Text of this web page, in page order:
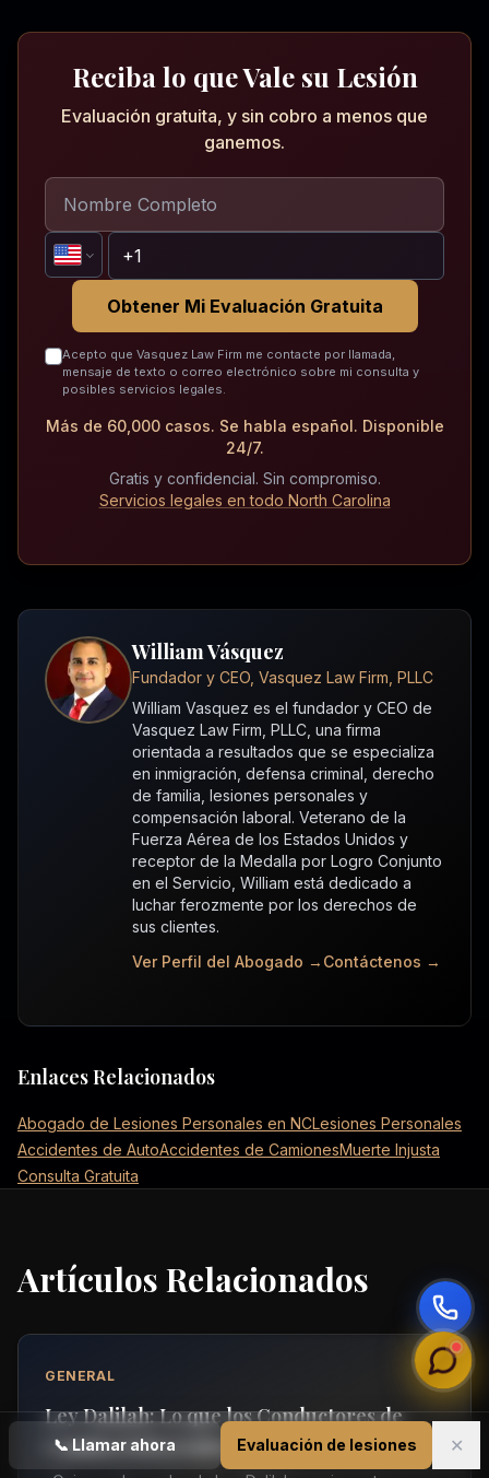
📞 Llamar ahora Evaluación de lesiones ✕
Reciba lo que Vale su Lesión
Evaluación gratuita, y sin cobro a menos que
ganemos.
Obtener Mi Evaluación Gratuita
Acepto que Vasquez Law Firm me contacte por llamada,
mensaje de texto o correo electrónico sobre mi consulta y
posibles servicios legales.
Más de 60,000 casos. Se habla español. Disponible
24/7.
Gratis y confidencial. Sin compromiso.
Servicios legales en todo North Carolina
William Vásquez
Fundador y CEO, Vasquez Law Firm, PLLC
William Vasquez es el fundador y CEO de
Vasquez Law Firm, PLLC, una firma
orientada a resultados que se especializa
en inmigración, defensa criminal, derecho
de familia, lesiones personales y
compensación laboral. Veterano de la
Fuerza Aérea de los Estados Unidos y
receptor de la Medalla por Logro Conjunto
en el Servicio, William está dedicado a
luchar ferozmente por los derechos de
sus clientes.
Ver Perfil del Abogado → Contáctenos →
Enlaces Relacionados
Abogado de Lesiones Personales en NCLesiones Personales
Accidentes de AutoAccidentes de CamionesMuerte Injusta
Consulta Gratuita
Artículos Relacionados
GENERAL
Ley Dalilah: Lo que los Conductores de
Camión Deben Saber en 2026